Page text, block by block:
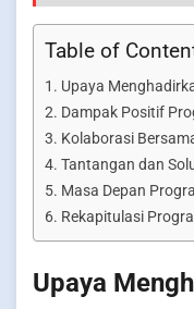
Table of
Upaya
Dampak Positif
Kolaborasi
Tantangan dan
Masa Depan
Rekapitulasi
Upaya